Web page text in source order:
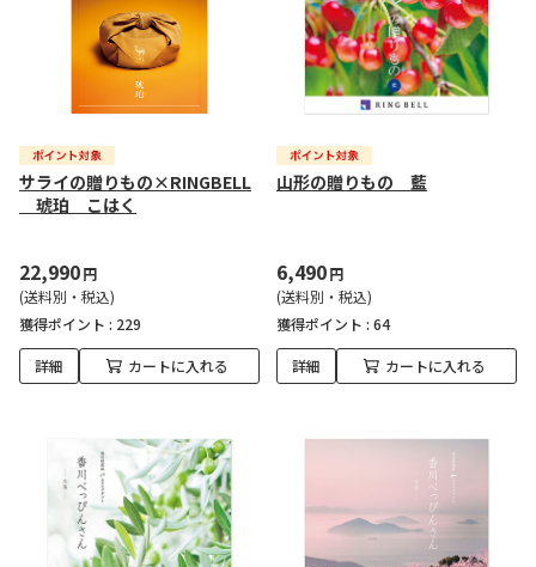
サライの贈りもの×RINGBELL
琥珀 こはく
22,990円
(送料別・税込)
獲得ポイント : 229
詳細 カートに入れる
山形の贈りもの 藍
6,490円
(送料別・税込)
獲得ポイント : 64
詳細 カートに入れる